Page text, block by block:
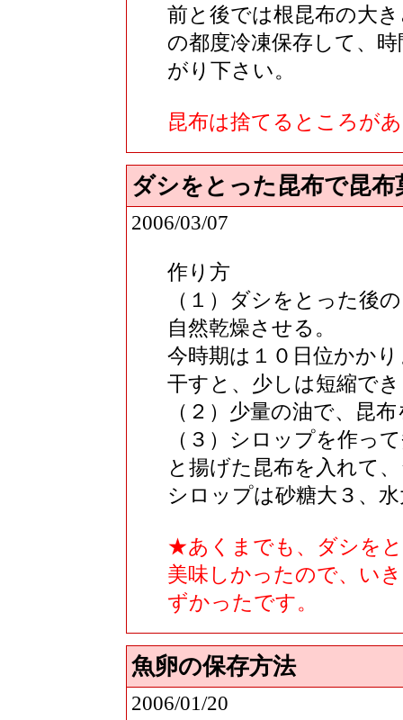
前と後では根昆布の大
の都度冷凍保存して、
がり下さい。
昆布は捨てるところが
ダシをとった昆布で昆
2006/03/07
作り方
（１）ダシをとった後
自然乾燥させる。
今時期は１０日位かか
干すと、少しは短縮で
（２）少量の油で、昆
（３）シロップを作っ
と揚げた昆布を入れて
シロップは砂糖大３、
★あくまでも、ダシを
美味しかったので、い
ずかったです。
魚卵の保存方法
2006/01/20